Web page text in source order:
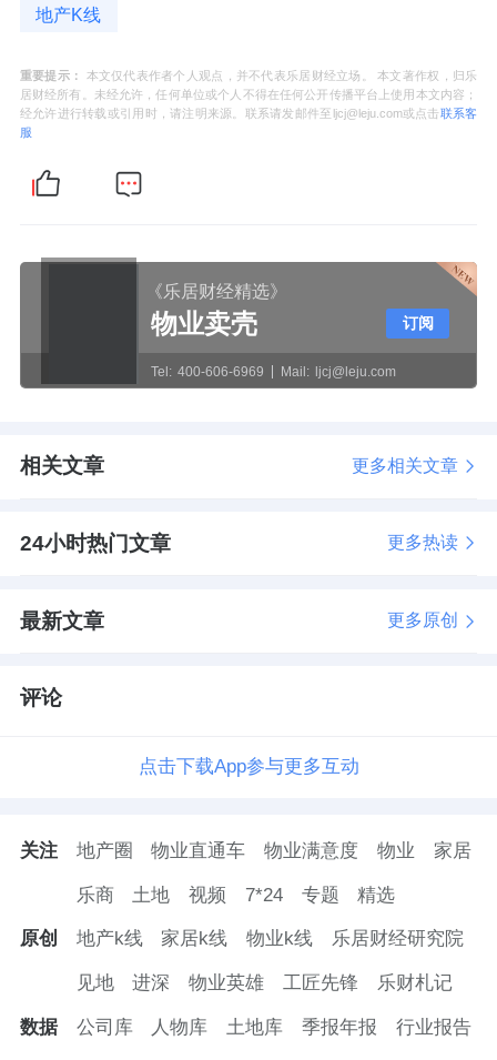
地产K线
重要提示：
本文仅代表作者个人观点，并不代表乐居财经立场。 本文著作权，归乐
居财经所有。未经允许，任何单位或个人不得在任何公开传播平台上使用本文内容；
经允许进行转载或引用时，请注明来源。联系请发邮件至ljcj@leju.com或点击联系客
服
《乐居财经精选》
物业卖壳
Tel: 400-606-6969 Mail: ljcj@leju.com
订阅
相关文章 更多相关文章
24小时热门文章 更多热读
最新文章 更多原创
评论
点击下载App参与更多互动
关注 地产圈 物业直通车 物业满意度 物业 家居
乐商 土地 视频 7*24 专题 精选
原创 地产k线 家居k线 物业k线 乐居财经研究院
见地 进深 物业英雄 工匠先锋 乐财札记
数据 公司库 人物库 土地库 季报年报 行业报告